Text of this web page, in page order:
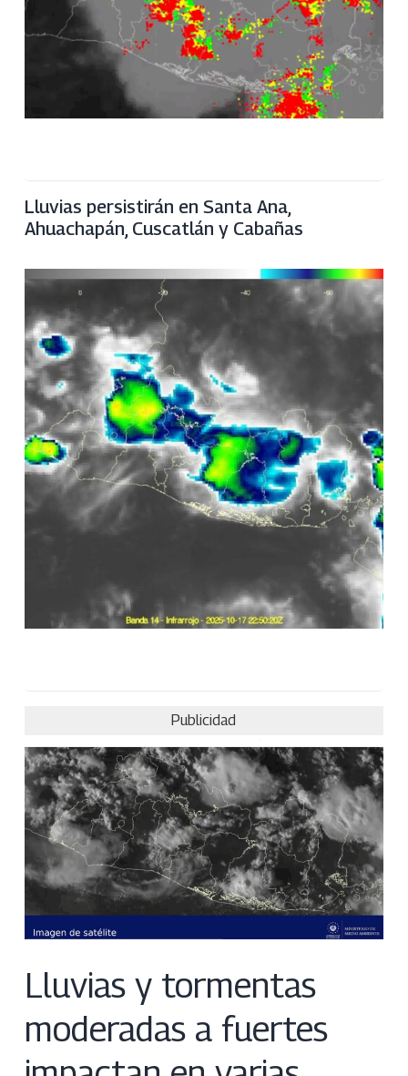
Lluvias persistirán en Santa Ana,
Ahuachapán, Cuscatlán y Cabañas
Publicidad
Lluvias y tormentas
moderadas a fuertes